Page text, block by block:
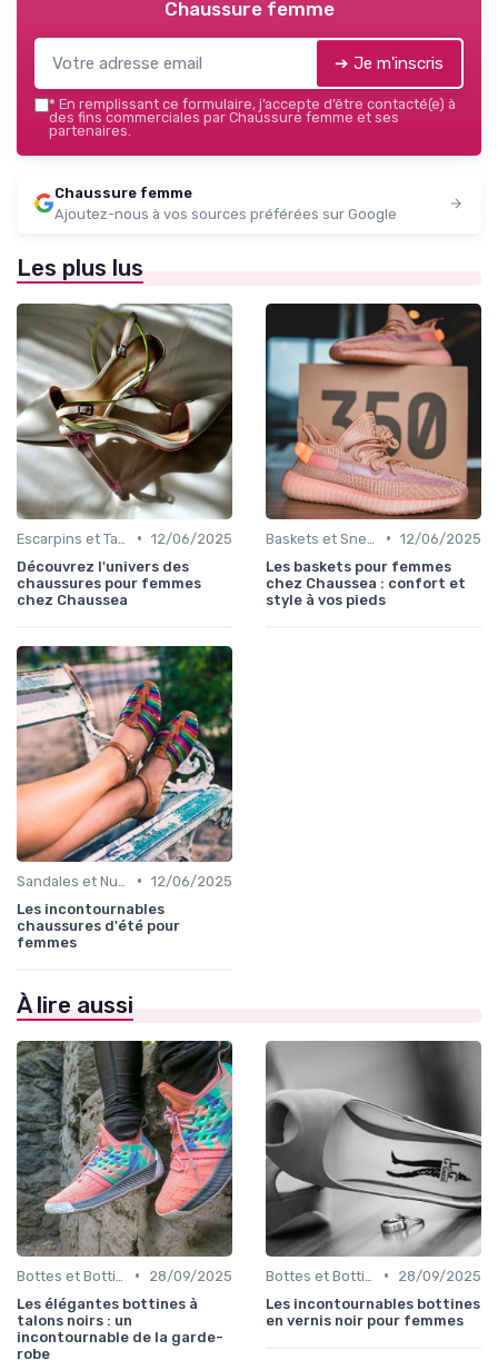
Chaussure femme
➔ Je m'inscris
* En remplissant ce formulaire, j’accepte d’être contacté(e) à
des fins commerciales par Chaussure femme et ses
partenaires.
Chaussure femme
Ajoutez-nous à vos sources préférées sur Google
Les plus lus
• 12/06/2025
Découvrez l'univers des
chaussures pour femmes
chez Chaussea
• 12/06/2025
Les baskets pour femmes
chez Chaussea : confort et
style à vos pieds
• 12/06/2025
Les incontournables
chaussures d'été pour
femmes
À lire aussi
•
28/09/2025
Les élégantes bottines à
talons noirs : un
incontournable de la garde-
robe
•
28/09/2025
Les incontournables bottines
en vernis noir pour femmes